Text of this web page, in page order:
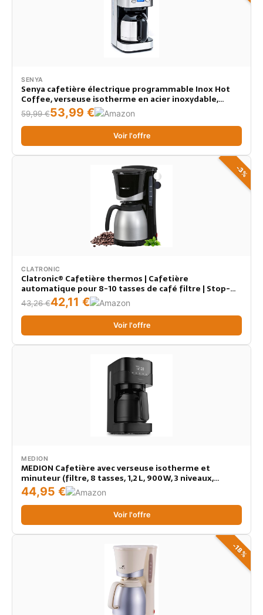
SENYA
Senya cafetière électrique programmable Inox Hot
Coffee, verseuse isotherme en acier inoxydable,
fonction sélecteur d’arôme, maintien au chaud, 1,2L,
800W, SYBF-CM025
59,99 €53,99 €
Voir l'offre
-3%
CLATRONIC
Clatronic® Cafetière thermos | Cafetière
automatique pour 8-10 tasses de café filtre | Stop-
goutte & arrêt automatique | Insert de filtre
amovible | Indicateur de niveau d'eau | 1 litre | KA 3327
noir
43,26 €42,11 €
Voir l'offre
MEDION
MEDION Cafetière avec verseuse isotherme et
minuteur (filtre, 8 tasses, 1,2 L, 900 W, 3 niveaux,
maintien au chaud, minuterie, anti-goutte, affichage,
MD18458), noir mat
44,95 €
Voir l'offre
-18%